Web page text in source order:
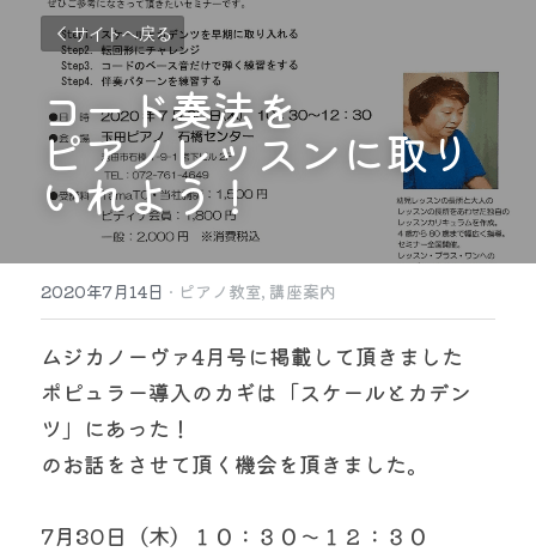
サイトへ戻る
コード奏法を
ピアノレッスンに取り
いれよう！
2020年7月14日 · ピアノ教室, 講座案内
ムジカノーヴァ4月号に掲載して頂きました
ポピュラー導入のカギは「スケールとカデン
ツ」にあった！
のお話をさせて頂く機会を頂きました。
7月30日（木）１０：３０～１２：３０